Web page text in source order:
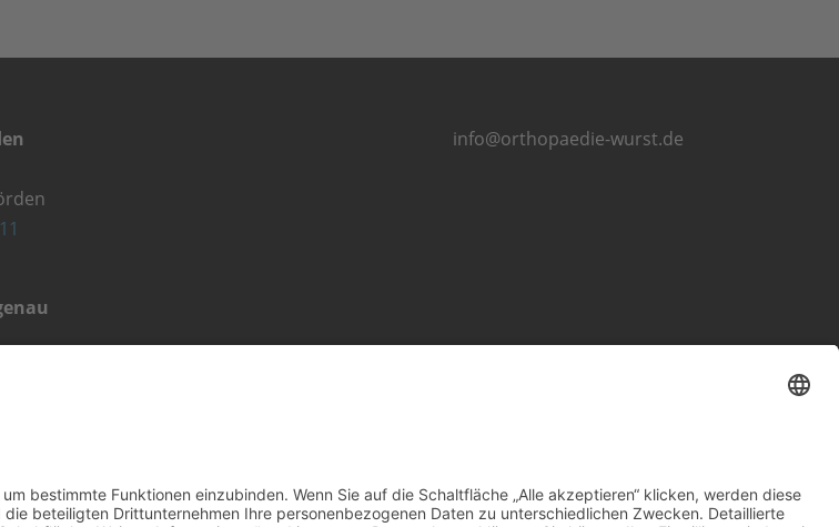
info@orthopaedie-wurst.de